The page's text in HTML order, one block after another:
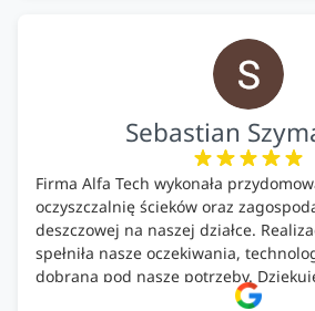
Sebastian
Firma Alfa Tech wykonała
oczyszczalnię ścieków oraz
deszczowej na naszej działce.
spełniła nasze oczekiwania,
dobrana pod nasze potrzeby.
wykonany montaż w świetnej